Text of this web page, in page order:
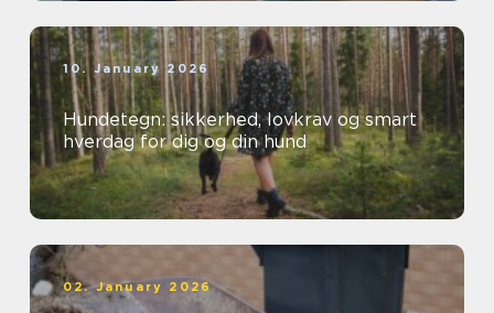
10. January 2026
Hundetegn: sikkerhed, lovkrav og smart
hverdag for dig og din hund
02. January 2026